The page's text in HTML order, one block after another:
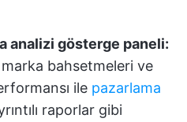
analizi gösterge paneli:
bahsetmeleri ve
ile pazarlama
raporlar gibi